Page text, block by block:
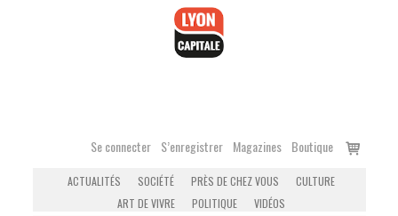
Se connecter S’enregistrer Magazines Boutique
Voir
ACTUALITÉS SOCIÉTÉ PRÈS DE CHEZ VOUS
CULTURE
ART DE VIVRE
POLITIQUE VIDÉOS